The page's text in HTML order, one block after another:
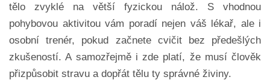
tělo zvyklé na větší fyzickou nálož. S vhodnou
pohybovou aktivitou vám poradí nejen váš lékař, ale i
osobní trenér, pokud začnete cvičit bez předešlých
zkušeností. A samozřejmě i zde platí, že musí člověk
přizpůsobit stravu a dopřát tělu ty správné živiny.